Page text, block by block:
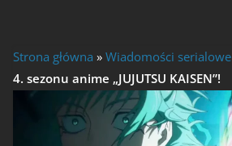
Strona główna » Wiadomości serialowe
4. sezonu anime „JUJUTSU KAISEN”!